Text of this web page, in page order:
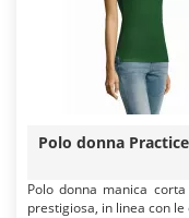
Polo donna
Polo donna manica
prestigiosa, in linea con le